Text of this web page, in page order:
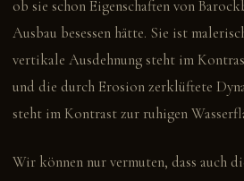
ob sie schon Eigenschaften von
Ausbau besessen hätte. Sie ist
vertikale Ausdehnung steht im
und die durch Erosion zerklüftete
steht im Kontrast zur ruhigen
Wir können nur vermuten, dass auch